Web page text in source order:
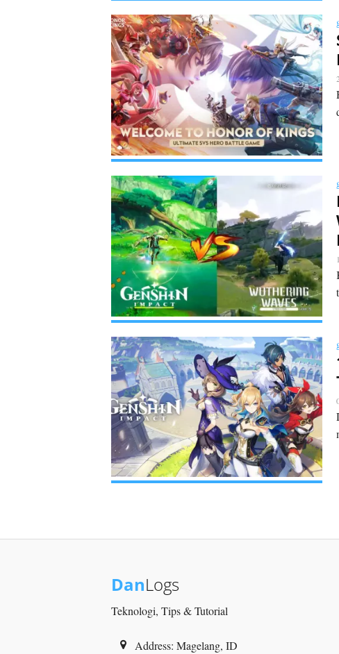
DanLogs
Teknologi, Tips & Tutorial
Address: Magelang, ID